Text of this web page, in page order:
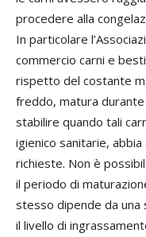
procedere alla
In particolare
commercio carni e
rispetto del costante
freddo, matura
stabilire quando tali
igienico sanitarie,
richieste. Non è
il periodo di
stesso dipende da una
il livello di